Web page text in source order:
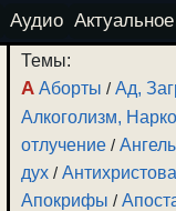
Аудио Актуальное
Темы:
А Аборты /Ад,
Алкоголизм,
отлучение /
дух /
Апокрифы /